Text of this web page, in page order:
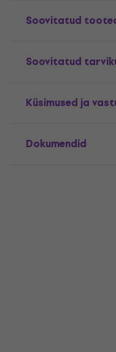
Soovitatud
Soovitatud
Küsimused ja
Dokumendid